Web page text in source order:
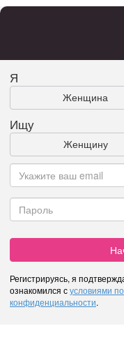
Я
Женщина
Ищу
Женщину
Регистрируясь, я
ознакомился сусловиями
конфиденциальности.